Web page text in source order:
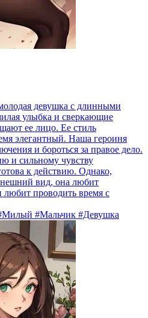
девушка с длинными
улыбка и сверкающие
ее лицо. Ее стиль
элегантный. Наша героиня
и бороться за правое дело.
и сильному чувству
к действию. Однако,
вид, она любит
проводить время с
#Мальчик #Девушка